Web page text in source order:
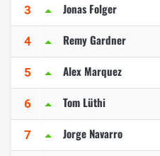
3 Jonas Folger
4 Remy Gardner
5 Alex Marquez
6 Tom Lüthi
7 Jorge Navarro